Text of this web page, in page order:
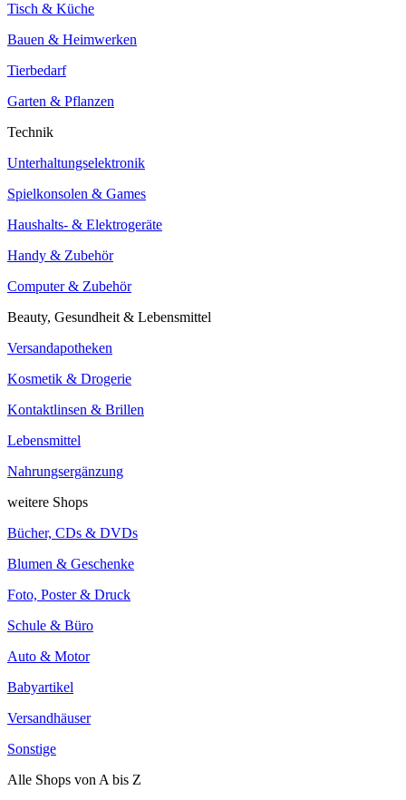
Tisch & Küche
Bauen & Heimwerken
Tierbedarf
Garten & Pflanzen
Technik
Unterhaltungselektronik
Spielkonsolen & Games
Haushalts- & Elektrogeräte
Handy & Zubehör
Computer & Zubehör
Beauty, Gesundheit & Lebensmittel
Versandapotheken
Kosmetik & Drogerie
Kontaktlinsen & Brillen
Lebensmittel
Nahrungsergänzung
weitere Shops
Bücher, CDs & DVDs
Blumen & Geschenke
Foto, Poster & Druck
Schule & Büro
Auto & Motor
Babyartikel
Versandhäuser
Sonstige
Alle Shops von A bis Z